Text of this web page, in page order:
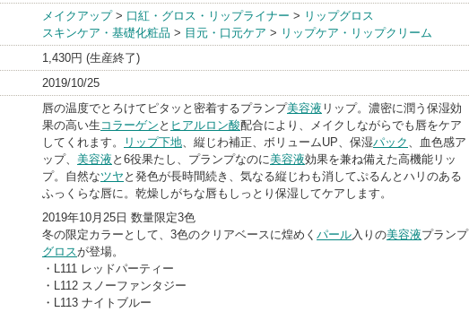
ステラシード
BrandInfo
メイクアップ> 口紅・グロス・リップライナー > リップグロス
スキンケア・基礎化粧品 > 目元・口元ケア > リップケア・リップクリーム
1,430円 (生産終了)
2019/10/25
唇の温度でとろけてピタッと密着するプランプ美容液 リップ。濃密に潤う保湿効
果の高い生 コラーゲン と ヒアルロン酸配合により、メイクしながらでも唇をケア
してくれます。
リップ下地、縦じわ補正、ボリュームUP、保湿パック 、血色感ア
ップ、 美容液 と6役果たし、プランプなのに美容液効果を兼ね備えた高機能リッ
プ。自然なツヤ と発色が長時間続き、気なる縦じわも消してぷるんとハリのある
ふっくらな唇に。乾燥しがちな唇もしっとり保湿してケアします。
2019年10月25日 数量限定3色
冬の限定カラーとして、3色のクリアベースに煌めく パール入りの美容液プランプ
グロスが登場。
・L111 レッドパーティー
・L112 スノーファンタジー
・L113 ナイトブルー